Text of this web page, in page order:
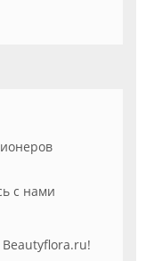
с нами